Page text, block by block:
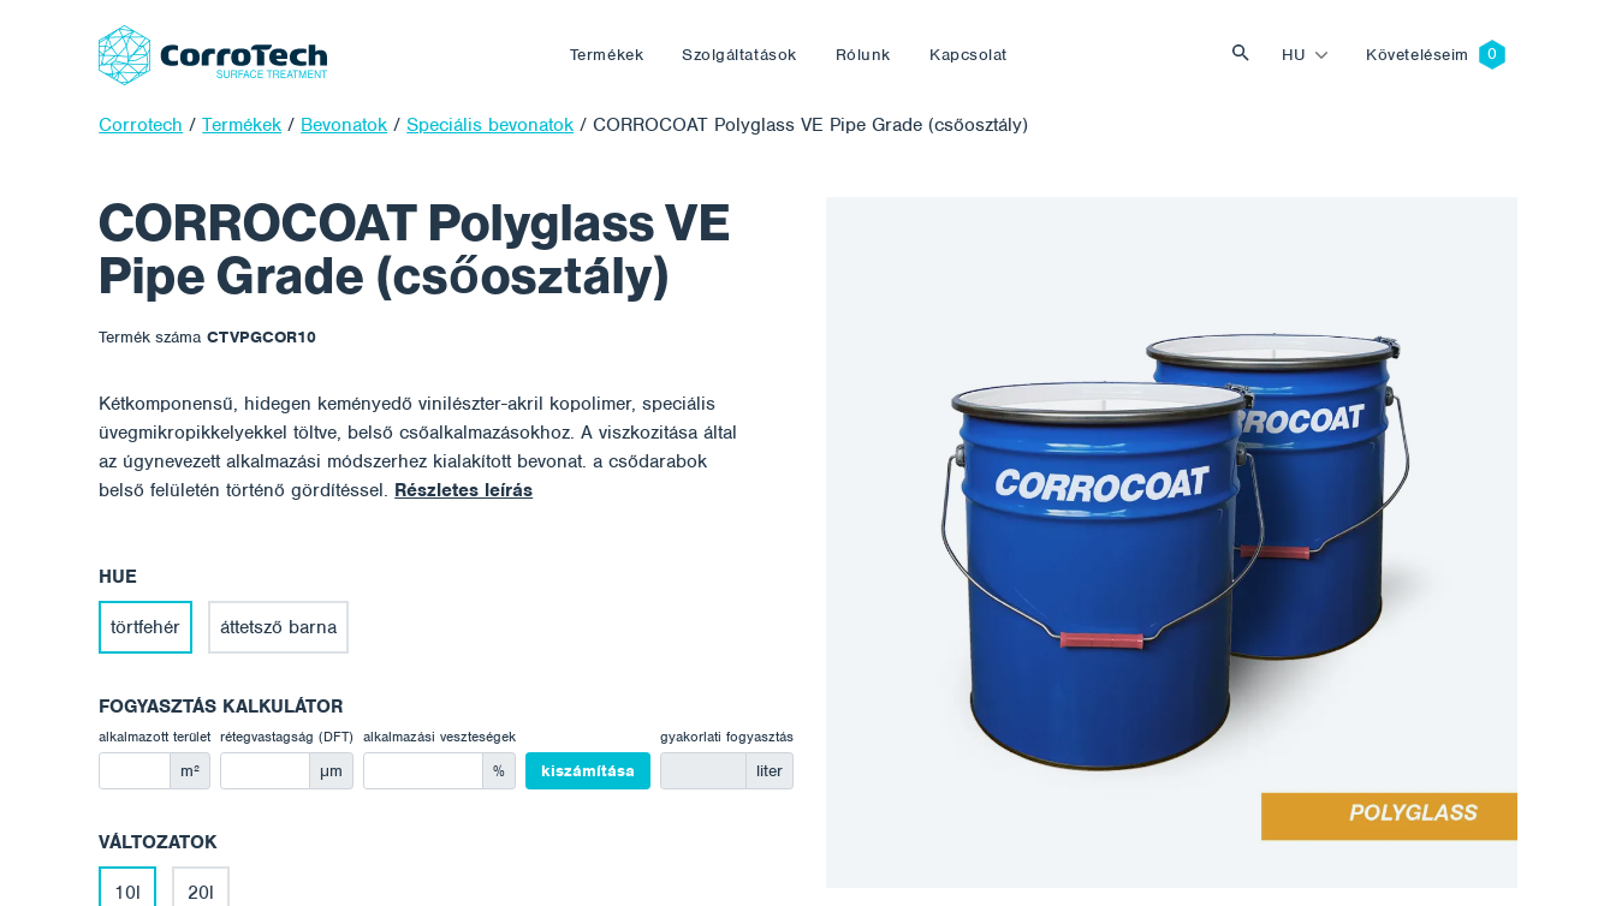
Termékek Szolgáltatások Rólunk Kapcsolat HU Követeléseim
Corrotech /Termékek / Bevonatok /Speciális bevonatok /CORROCOAT Polyglass VE Pipe Grade (csőosztály)
CORROCOAT Polyglass VE
Pipe Grade (csőosztály)
Termék száma CTVPGCOR10
Kétkomponensű, hidegen keményedő vinilészter-akril kopolimer, speciális
üvegmikropikkelyekkel töltve, belső csőalkalmazásokhoz. A viszkozitása által
az úgynevezett alkalmazási módszerhez kialakított bevonat. a csődarabok
belső felületén történő gördítéssel. Részletes leírás
HUE
törtfehér áttetsző barna
FOGYASZTÁS KALKULÁTOR
alkalmazott terület
m²
rétegvastagság (DFT)
μm
alkalmazási veszteségek
% kiszámítása
gyakorlati fogyasztás
liter
VÁLTOZATOK
10l 20l